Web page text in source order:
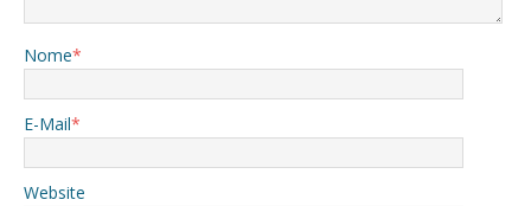
Nome*
E-Mail*
Website